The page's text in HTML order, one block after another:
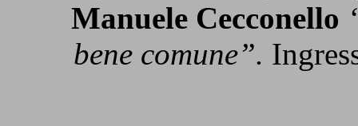
Manuele Cecconello
bene comune”.